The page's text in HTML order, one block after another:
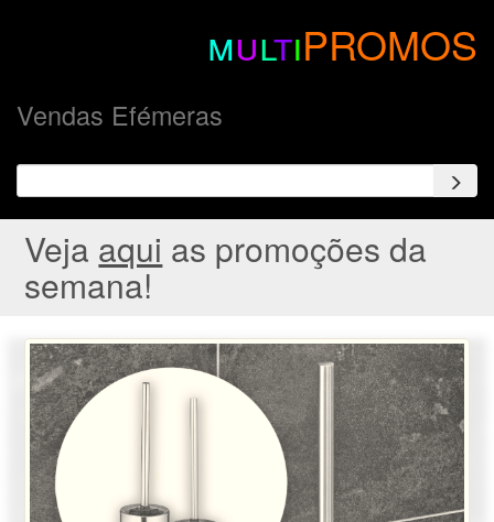
multiPROMOS
Vendas Efémeras
Veja aqui as promoções da
semana!